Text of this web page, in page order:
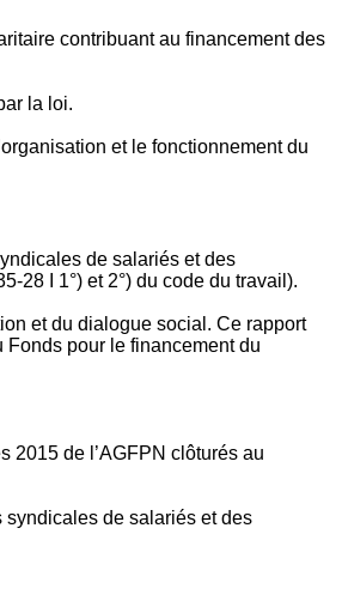
contribuant au financement des
la loi.
et le fonctionnement du
de salariés et des
I 1°) et 2°) du code du travail).
et du dialogue social. Ce rapport
pour le financement du
2015 de l’AGFPN clôturés au
syndicales de salariés et des